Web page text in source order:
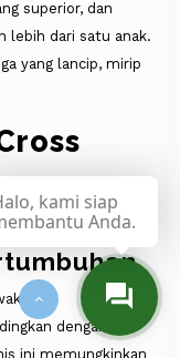
superior, dan
lebih dari satu anak.
yang lancip, mirip
cross texel:
dengan
ini memungkinkan
kami siap
Anda.